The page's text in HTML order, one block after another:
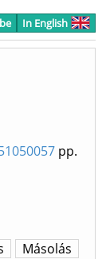
In English
pp.
Másolás